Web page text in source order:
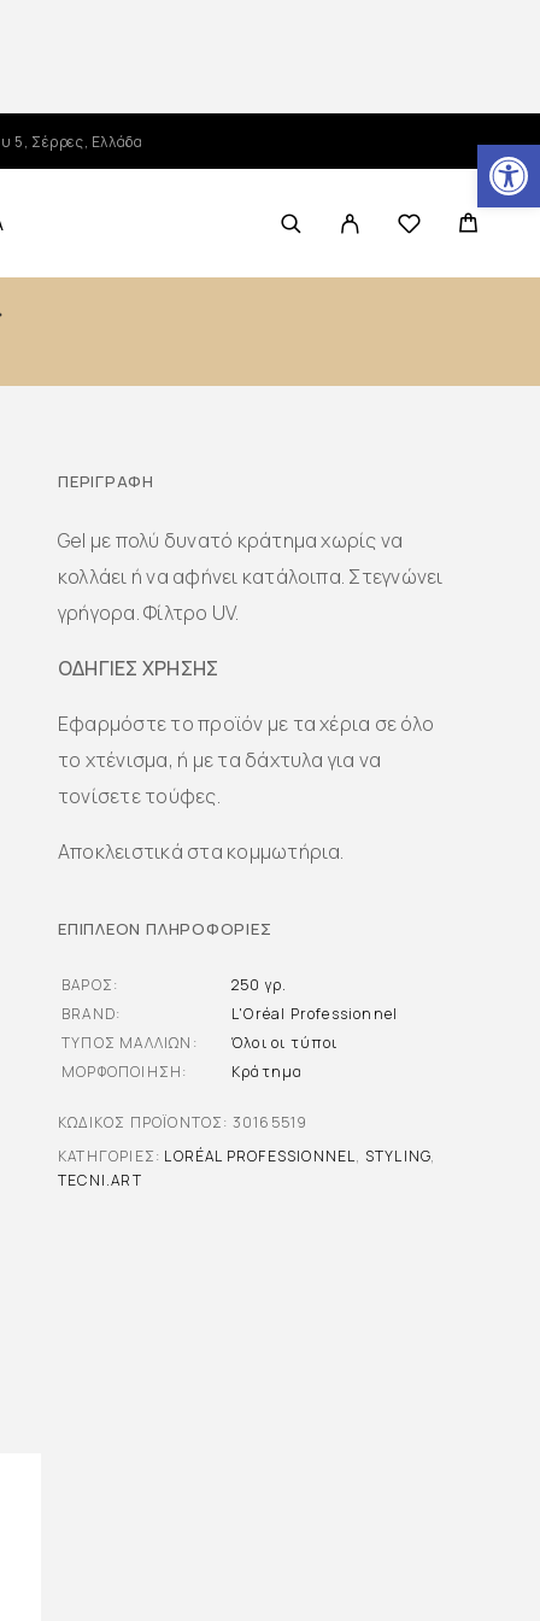
Ανοίξτε τη γραμμή εργαλείων
5, Σέρρες, Ελλάδα
ΠΕΡΙΓΡΑΦΉ
Gel με πολύ δυνατό κράτημα χωρίς να
κολλάει ή να αφήνει κατάλοιπα. Στεγνώνει
γρήγορα. Φίλτρο UV.
ΟΔΗΓΙΕΣ ΧΡΗΣΗΣ
Εφαρμόστε το προϊόν με τα χέρια σε όλο
το χτένισμα, ή με τα δάχτυλα για να
τονίσετε τούφες.
Αποκλειστικά στα κομμωτήρια.
ΕΠΙΠΛΈΟΝ ΠΛΗΡΟΦΟΡΊΕΣ
ΒΆΡΟΣ
250 γρ.
BRAND
L'Oréal Professionnel
ΤΎΠΟΣ ΜΑΛΛΙΏΝ
Όλοι οι τύποι
ΜΟΡΦΟΠΟΊΗΣΗ
Κράτημα
ΚΩΔΙΚΌΣ ΠΡΟΪΌΝΤΟΣ: 30165519
ΚΑΤΗΓΟΡΊΕΣ: LORÉAL PROFESSIONNEL, STYLING,
TECNI.ART